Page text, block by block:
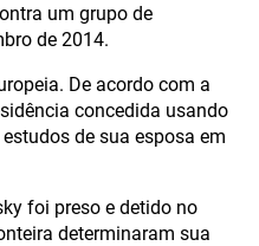
um grupo de
de 2014.
De acordo com a
concedida usando
de sua esposa em
foi preso e detido no
determinaram sua